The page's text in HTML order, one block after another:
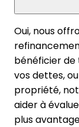
Oui, nous
bénéficier de
vos dettes,
propriété,
aider à
plus